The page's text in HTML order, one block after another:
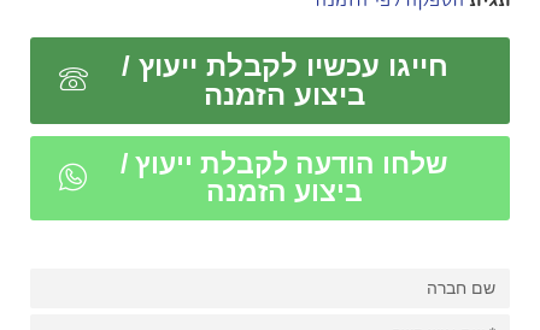
חייגו עכשיו לקבלת ייעוץ /
ביצוע הזמנה
שלחו הודעה לקבלת ייעוץ /
ביצוע הזמנה